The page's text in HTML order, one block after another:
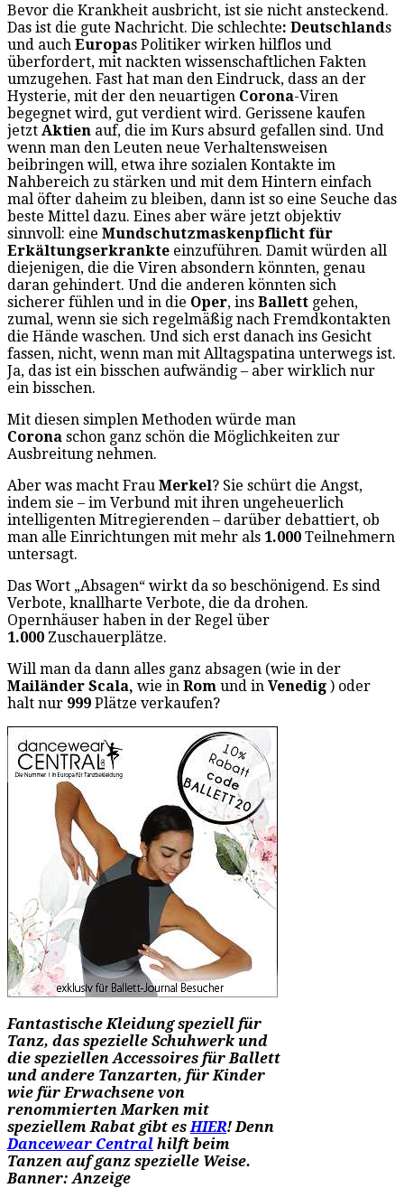
Bevor die Krankheit ausbricht, ist sie nicht ansteckend.
Das ist die gute Nachricht. Die schlechte: Deutschlands
und auch Europas Politiker wirken hilflos und
überfordert, mit nackten wissenschaftlichen Fakten
umzugehen. Fast hat man den Eindruck, dass an der
Hysterie, mit der den neuartigen Corona-Viren
begegnet wird, gut verdient wird. Gerissene kaufen
jetzt Aktien auf, die im Kurs absurd gefallen sind. Und
wenn man den Leuten neue Verhaltensweisen
beibringen will, etwa ihre sozialen Kontakte im
Nahbereich zu stärken und mit dem Hintern einfach
mal öfter daheim zu bleiben, dann ist so eine Seuche das
beste Mittel dazu. Eines aber wäre jetzt objektiv
sinnvoll: eine Mundschutzmaskenpflicht für
Erkältungserkrankte einzuführen. Damit würden all
diejenigen, die die Viren absondern könnten, genau
daran gehindert. Und die anderen könnten sich
sicherer fühlen und in die Oper, ins Ballett gehen,
zumal, wenn sie sich regelmäßig nach Fremdkontakten
die Hände waschen. Und sich erst danach ins Gesicht
fassen, nicht, wenn man mit Alltagspatina unterwegs ist.
Ja, das ist ein bisschen aufwändig – aber wirklich nur
ein bisschen.
Mit diesen simplen Methoden würde man
Corona schon ganz schön die Möglichkeiten zur
Ausbreitung nehmen.
Aber was macht Frau Merkel? Sie schürt die Angst,
indem sie – im Verbund mit ihren ungeheuerlich
intelligenten Mitregierenden – darüber debattiert, ob
man alle Einrichtungen mit mehr als 1.000 Teilnehmern
untersagt.
Das Wort „Absagen“ wirkt da so beschönigend. Es sind
Verbote, knallharte Verbote, die da drohen.
Opernhäuser haben in der Regel über
1.000 Zuschauerplätze.
Will man da dann alles ganz absagen (wie in der
Mailänder Scala, wie in Rom und in Venedig ) oder
halt nur 999 Plätze verkaufen?
Fantastische Kleidung speziell für
Tanz, das spezielle Schuhwerk und
die speziellen Accessoires für Ballett
und andere Tanzarten, für Kinder
wie für Erwachsene von
renommierten Marken mit
speziellem Rabat gibt esHIER! Denn
Dancewear Central hilft beim
Tanzen auf ganz spezielle Weise.
Banner: Anzeige